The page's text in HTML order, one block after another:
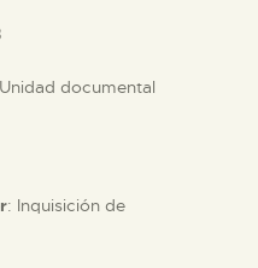
documental
: Inquisición de